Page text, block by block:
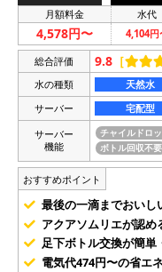
月額料金 水代
4,578円〜 4,104円
総合評価 9.8 ［
水の種類 天然水
サーバー
宅配型
サーバー
機能
チャイルドロ
ボトル回収不要
おすすめポイント
最後の一滴までおい
アクアソムリエが認
足下ボトル交換が簡単
電気代474円〜の省エ